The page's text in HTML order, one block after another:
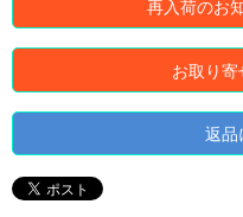
再入荷のお
お取り寄
返品